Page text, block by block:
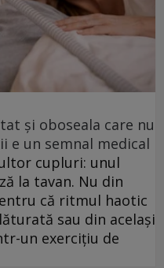
și oboseala care nu
e un semnal medical
cupluri: unul
la tavan. Nu din
că ritmul haotic
sau din același
un exercițiu de